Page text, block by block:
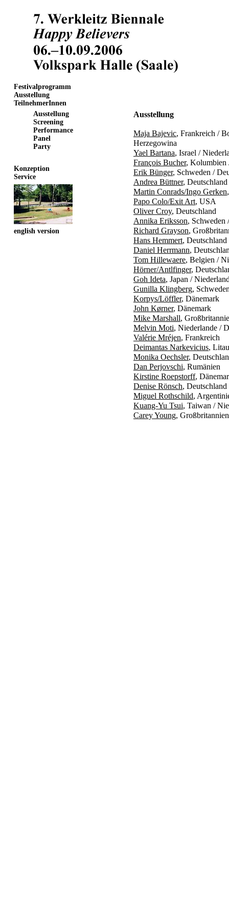
Festivalprogramm
Ausstellung
TeilnehmerInnen
Ausstellung
Screening
Performance
Panel
Party
Konzeption
Service
english version
Ausstellung
Maja Bajevic, Frankreich /
Herzegowina
Yael Bartana, Israel /
François Bucher, Kolumbien
Erik Bünger, Schweden /
Andrea Büttner,
Martin Conrads/Ingo Gerken
Papo Colo/Exit Art, USA
Oliver Croy, Deutschland
Annika Eriksson, Schweden
Richard Grayson,
Hans Hemmert, Deutschland
Daniel Herrmann,
Tom Hillewaere, Belgien /
Hörner/Antlfinger,
Goh Ideta, Japan /
Gunilla Klingberg,
Korpys/Löffler, Dänemark
John Kørner, Dänemark
Mike Marshall,
Melvin Moti, Niederlande /
Valérie Mréjen, Frankreich
Deimantas Narkevicius,
Monika Oechsler,
Dan Perjovschi, Rumänien
Kirstine Roepstorff,
Denise Rönsch, Deutschland
Miguel Rothschild,
Kuang-Yu Tsui, Taiwan /
Carey Young, Großbritannien